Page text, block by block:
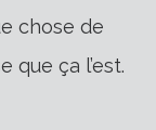
chose de
que ça l’est.